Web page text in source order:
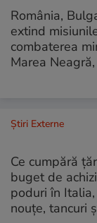
România,
extind
combaterea
Marea
Știri Externe
Ce cumpără
buget de
poduri în
nouțe, tancuri